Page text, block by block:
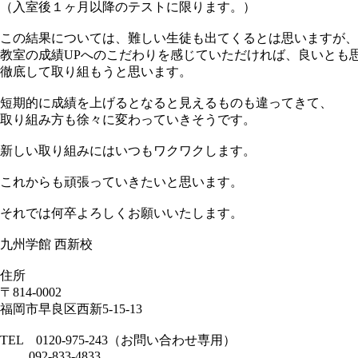
（入室後１ヶ月以降のテストに限ります。）
この結果については、難しい生徒も出てくるとは思いますが、
教室の成績UPへのこだわりを感じていただければ、良いとも
徹底して取り組もうと思います。
短期的に成績を上げるとなると見えるものも違ってきて、
取り組み方も徐々に変わっていきそうです。
新しい取り組みにはいつもワクワクします。
これからも頑張っていきたいと思います。
それでは何卒よろしくお願いいたします。
九州学館 西新校
住所
〒814-0002
福岡市早良区西新5-15-13
TEL 0120-975-243（お問い合わせ専用）